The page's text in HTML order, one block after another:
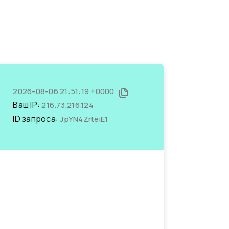
2026-08-06 21:51:19 +0000
Ваш IP:216.73.216.124
ID запроса:JpYN4ZrteiE1